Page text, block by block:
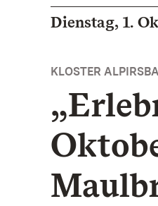
Dienstag, 1.
KLOSTER